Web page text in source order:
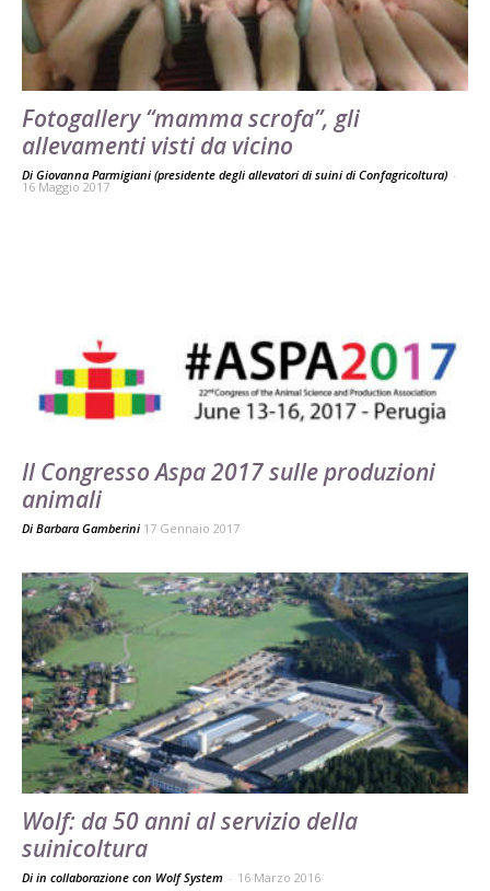
Fotogallery “mamma scrofa”, gli
allevamenti visti da vicino
Di Giovanna Parmigiani (presidente degli allevatori di suini di Confagricoltura) -
16 Maggio 2017
Il Congresso Aspa 2017 sulle produzioni
animali
Di Barbara Gamberini 17 Gennaio 2017
Wolf: da 50 anni al servizio della
suinicoltura
Di in collaborazione con Wolf System - 16 Marzo 2016